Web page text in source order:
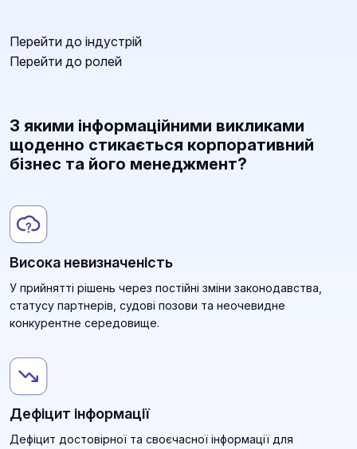
Перейти до індустрій
Перейти до ролей
З якими інформаційними викликами
щоденно стикається корпоративний
бізнес та його менеджмент?
Висока невизначеність
У прийнятті рішень через постійні зміни законодавства,
статусу партнерів, судові позови та неочевидне
конкурентне середовище.
Дефіцит інформації
Дефіцит достовірної та своєчасної інформації для